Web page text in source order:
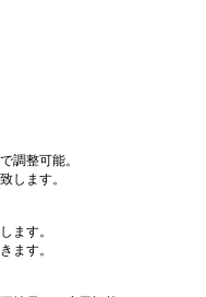
調整可能。
します。
ます。
ます。